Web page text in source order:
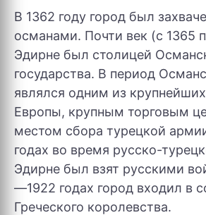
В 1362 году город был
османами. Почти век (с 1365
Эдирне был столицей
государства. В период
являлся одним из
Европы, крупным торговым
местом сбора турецкой
годах во время русско-
Эдирне был взят русскими
—1922 годах город входил в
Греческого королевства.